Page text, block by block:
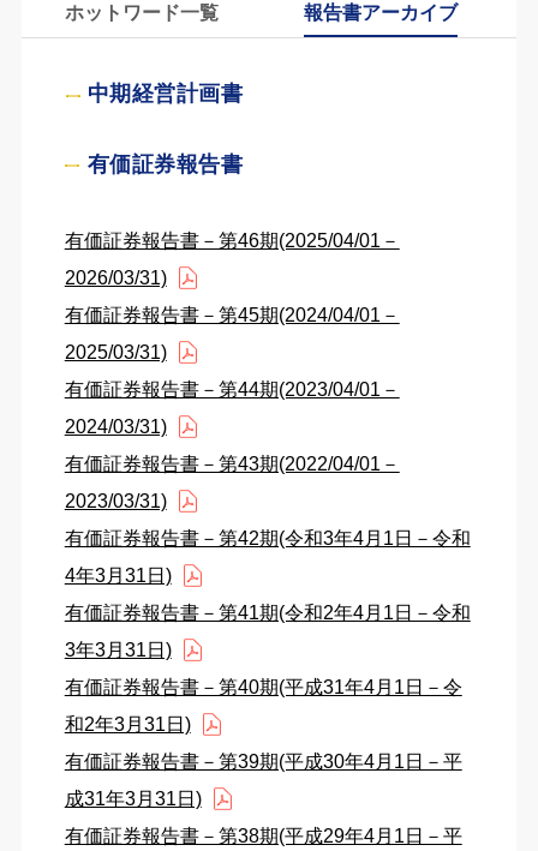
ホットワード一覧 報告書アーカイブ
中期経営計画書
有価証券報告書
有価証券報告書－第46期(2025/04/01－
2026/03/31)
有価証券報告書－第45期(2024/04/01－
2025/03/31)
有価証券報告書－第44期(2023/04/01－
2024/03/31)
有価証券報告書－第43期(2022/04/01－
2023/03/31)
有価証券報告書－第42期(令和3年4月1日－令和
4年3月31日)
有価証券報告書－第41期(令和2年4月1日－令和
3年3月31日)
有価証券報告書－第40期(平成31年4月1日－令
和2年3月31日)
有価証券報告書－第39期(平成30年4月1日－平
成31年3月31日)
有価証券報告書－第38期(平成29年4月1日－平